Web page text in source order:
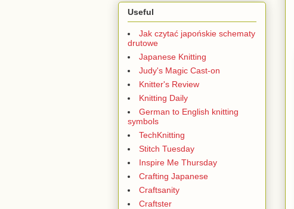
Useful
Jak czytać japońskie schematy
drutowe
Japanese Knitting
Judy's Magic Cast-on
Knitter's Review
Knitting Daily
German to English knitting
symbols
TechKnitting
Stitch Tuesday
Inspire Me Thursday
Crafting Japanese
Craftsanity
Craftster